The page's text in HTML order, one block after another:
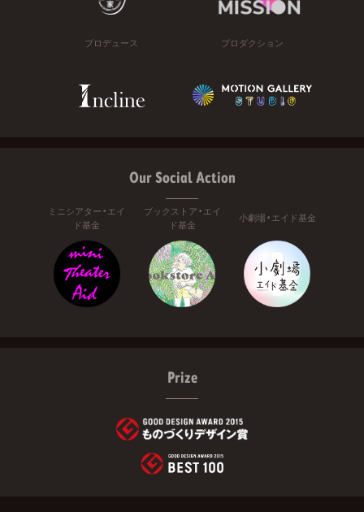
プロデュース プロダクション
Our Social Action
ミニシアター・エイ
ド基金
ブックストア・エイ
ド基金
小劇場・エイド基金
Prize